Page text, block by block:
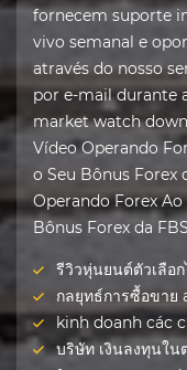
fornecem suporte
vivo semanal e
através do nosso
por e-mail durante
market watch
Vídeo Operando
o Seu Bônus Forex
Operando Forex
Bônus Forex da FBS
รีวิวหุ่นยนต์ตัวเลือ
กลยุทธ์การซื้อขาย
kinh doanh các
บริษัท เงินลงทุนใน